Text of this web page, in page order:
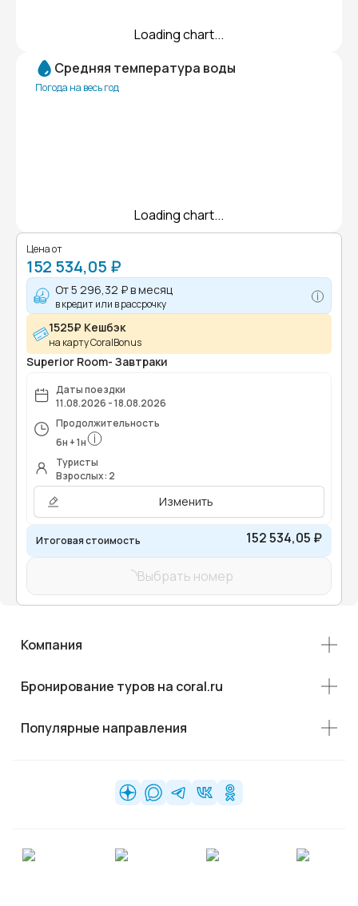
Loading chart...
Средняя температура воды
Погода на весь год
Loading chart...
Цена от
152 534,05 ₽
От5 296,32 ₽в месяц
в кредит или в рассрочку
1525₽ Кешбэк
на карту CoralBonus
Superior Room- Завтраки
Даты поездки
11.08.2026 - 18.08.2026
Продолжительность
6н +1н
Туристы
Взрослых: 2
Изменить
Итоговая стоимость 152 534,05 ₽
Выбрать номер
Компания
Бронирование туров на coral.ru
Популярные направления